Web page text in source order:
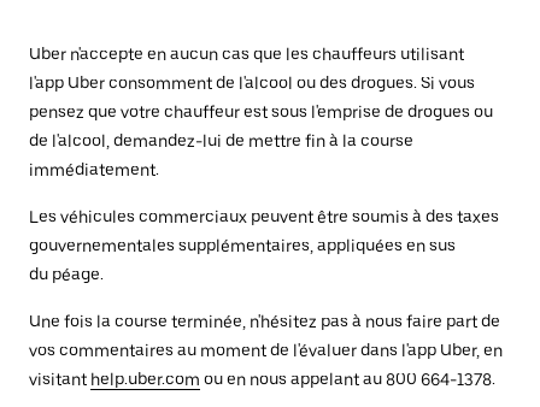
Uber n'accepte en aucun cas que les chauffeurs utilisant
l'app Uber consomment de l'alcool ou des drogues. Si vous
pensez que votre chauffeur est sous l'emprise de drogues ou
de l'alcool, demandez-lui de mettre fin à la course
immédiatement.
Les véhicules commerciaux peuvent être soumis à des taxes
gouvernementales supplémentaires, appliquées en sus
du péage.
Une fois la course terminée, n'hésitez pas à nous faire part de
vos commentaires au moment de l'évaluer dans l'app Uber, en
visitant help.uber.com ou en nous appelant au 800 664-1378.